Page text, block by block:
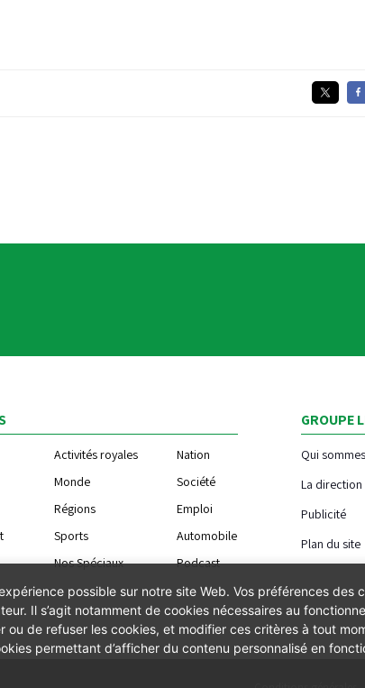
Activités royales
Nation
Monde
Société
Régions
Emploi
Sports
Automobile
Nos Spéciaux Podcast
GROUPE
Qui
La direction
Publicité
Plan du site
possible sur notre site Web. Vos préférences des
Il s’agit notamment de cookies nécessaires au
de refuser les cookies, et modifier ces critères à tout
permettant d’afficher du contenu personnalisé en